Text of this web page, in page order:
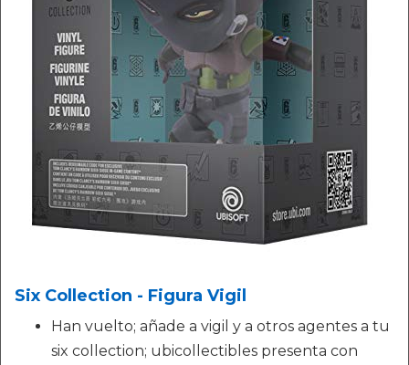
Six Collection - Figura Vigil
Han vuelto; añade a vigil y a otros agentes a tu
six collection; ubicollectibles presenta con